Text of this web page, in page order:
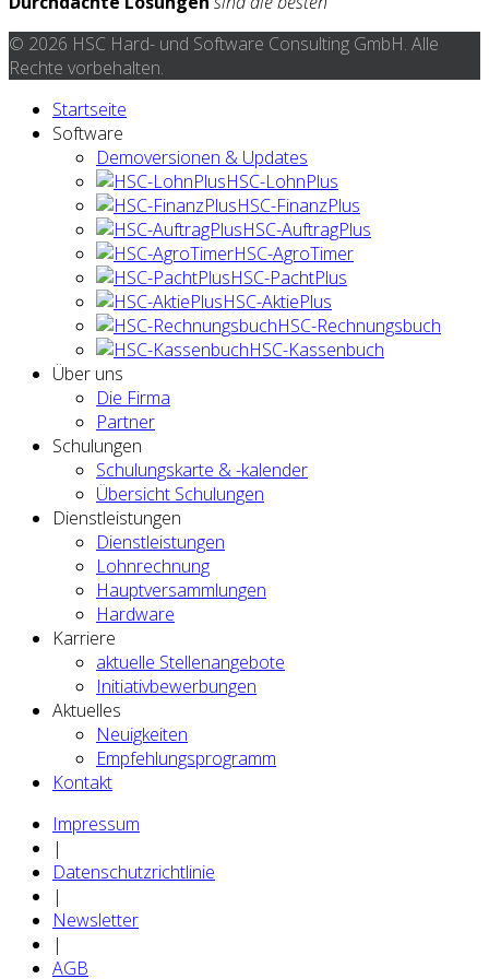
© 2026 HSC Hard- und Software Consulting GmbH. Alle
Rechte vorbehalten.
Startseite
Software
Demoversionen & Updates
HSC-LohnPlus
HSC-FinanzPlus
HSC-AuftragPlus
HSC-AgroTimer
HSC-PachtPlus
HSC-AktiePlus
HSC-Rechnungsbuch
HSC-Kassenbuch
Über uns
Die Firma
Partner
Schulungen
Schulungskarte & -kalender
Übersicht Schulungen
Dienstleistungen
Dienstleistungen
Lohnrechnung
Hauptversammlungen
Hardware
Karriere
aktuelle Stellenangebote
Initiativbewerbungen
Aktuelles
Neuigkeiten
Empfehlungsprogramm
Kontakt
Impressum
|
Datenschutzrichtlinie
|
Newsletter
|
AGB